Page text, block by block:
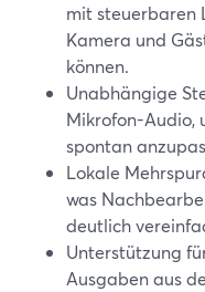
mit steuerbaren
Kamera und
können.
Unabhängige
Mikrofon-Audio,
spontan
Lokale
was
deutlich
Unterstützung
Ausgaben aus